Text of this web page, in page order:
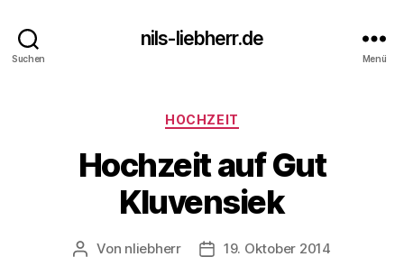
Suchen
nils-liebherr.de
Menü
Kategorien
HOCHZEIT
Hochzeit auf Gut
Kluvensiek
Beitragsautor
Von nliebherr Beitragsdatum
19. Oktober 2014